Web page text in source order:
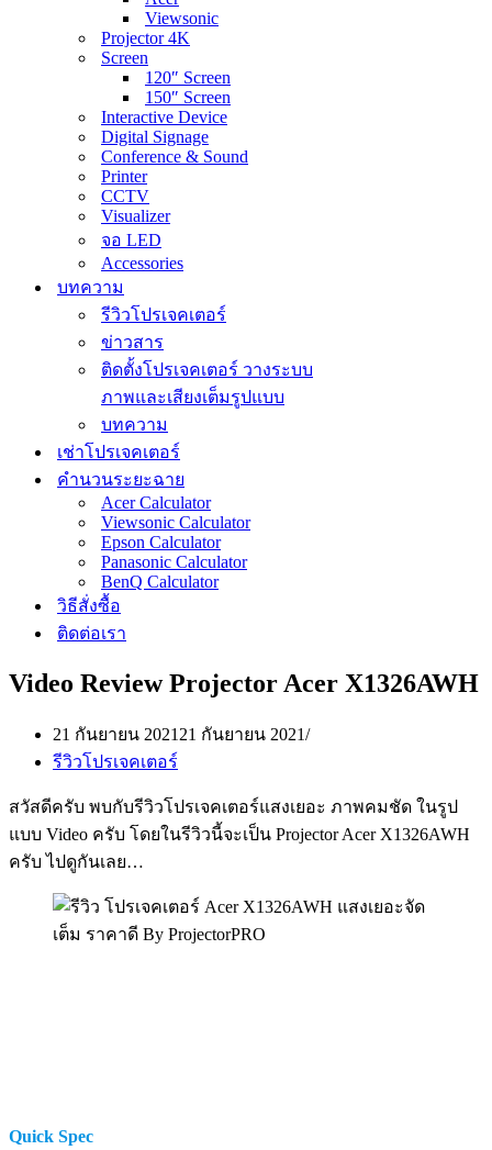
Viewsonic
Projector 4K
Screen
120″ Screen
150″ Screen
Interactive Device
Digital Signage
Conference & Sound
Printer
CCTV
Visualizer
จอ LED
Accessories
บทความ
รีวิวโปรเจคเตอร์
ข่าวสาร
ติดตั้งโปรเจคเตอร์ วางระบบ
ภาพและเสียงเต็มรูปแบบ
บทความ
เช่าโปรเจคเตอร์
คำนวนระยะฉาย
Acer Calculator
Viewsonic Calculator
Epson Calculator
Panasonic Calculator
BenQ Calculator
วิธีสั่งซื้อ
ติดต่อเรา
Video Review Projector Acer X1326AWH
21 กันยายน 2021 21 กันยายน 2021
รีวิวโปรเจคเตอร์
สวัสดีครับ พบกับรีวิวโปรเจคเตอร์แสงเยอะ ภาพคมชัด ในรูป
แบบ Video ครับ โดยในรีวิวนี้จะเป็น Projector Acer X1326AWH
ครับ ไปดูกันเลย…
Quick Spec